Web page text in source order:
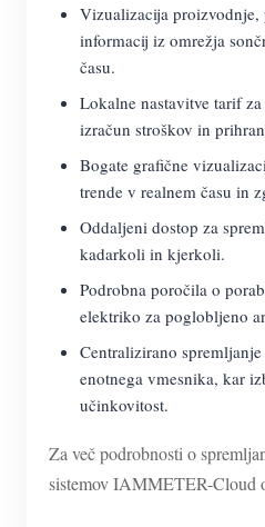
Vizualizacija proizvodnje,
informacij iz omrežja
času.
Lokalne nastavitve tarif
izračun stroškov in
Bogate grafične
trende v realnem času in
Oddaljeni dostop za
kadarkoli in kjerkoli.
Podrobna poročila o
elektriko za poglobljeno
Centralizirano
enotnega vmesnika, kar
učinkovitost.
Za več podrobnosti o
sistemov IAMMETER-Cloud